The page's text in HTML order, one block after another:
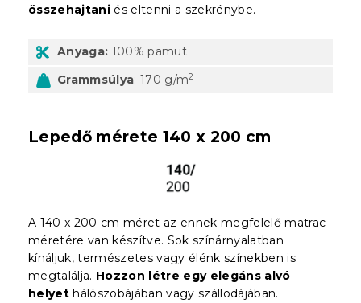
összehajtani és eltenni a szekrénybe.
Anyaga: 100% pamut
Grammsúlya: 170 g/m2
Lepedő mérete 140 x 200 cm
A 140 x 200 cm méret az ennek megfelelő matrac
méretére van készítve. Sok színárnyalatban
kínáljuk, természetes vagy élénk színekben is
megtalálja. Hozzon létre egy elegáns alvó
helyet hálószobájában vagy szállodájában.